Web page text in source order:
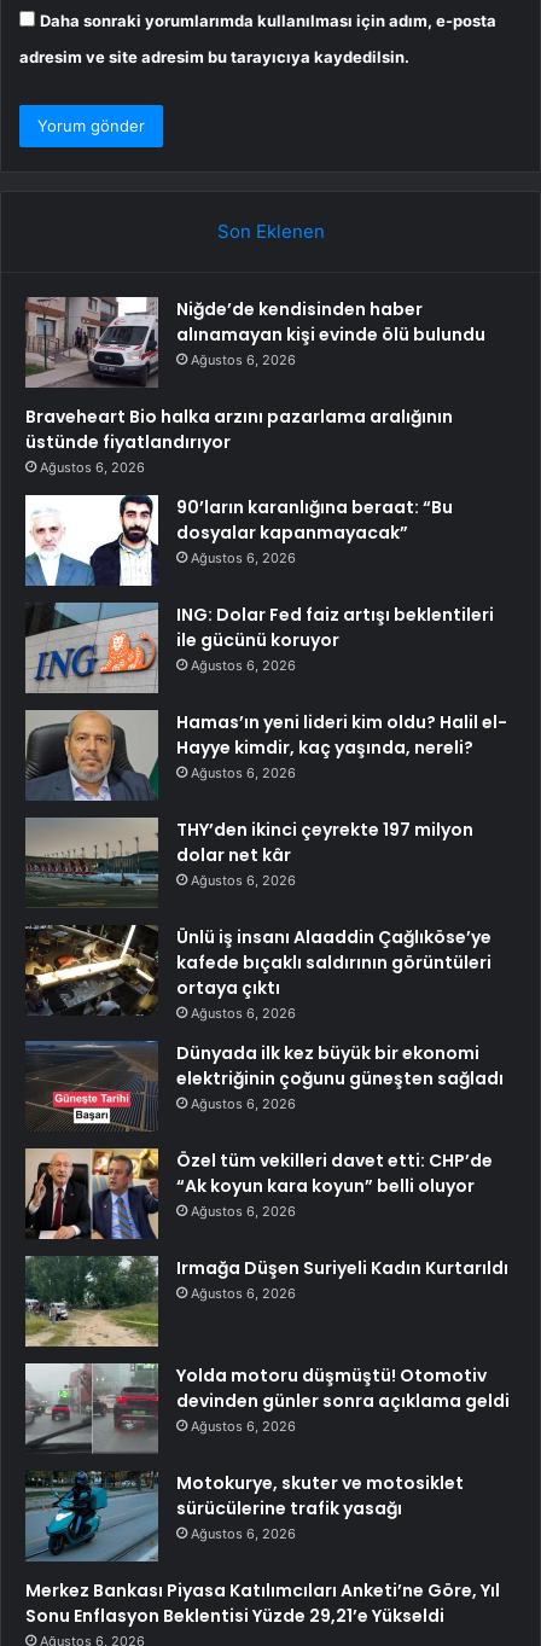
Daha sonraki yorumlarımda kullanılması için adım, e-posta
adresim ve site adresim bu tarayıcıya kaydedilsin.
Son Eklenen
Niğde’de kendisinden haber
alınamayan kişi evinde ölü bulundu
Ağustos 6, 2026
Braveheart Bio halka arzını pazarlama aralığının
üstünde fiyatlandırıyor
Ağustos 6, 2026
90’ların karanlığına beraat: “Bu
dosyalar kapanmayacak”
Ağustos 6, 2026
ING: Dolar Fed faiz artışı beklentileri
ile gücünü koruyor
Ağustos 6, 2026
Hamas’ın yeni lideri kim oldu? Halil el-
Hayye kimdir, kaç yaşında, nereli?
Ağustos 6, 2026
THY’den ikinci çeyrekte 197 milyon
dolar net kâr
Ağustos 6, 2026
Ünlü iş insanı Alaaddin Çağlıköse’ye
kafede bıçaklı saldırının görüntüleri
ortaya çıktı
Ağustos 6, 2026
Dünyada ilk kez büyük bir ekonomi
elektriğinin çoğunu güneşten sağladı
Ağustos 6, 2026
Özel tüm vekilleri davet etti: CHP’de
“Ak koyun kara koyun” belli oluyor
Ağustos 6, 2026
Irmağa Düşen Suriyeli Kadın Kurtarıldı
Ağustos 6, 2026
Yolda motoru düşmüştü! Otomotiv
devinden günler sonra açıklama geldi
Ağustos 6, 2026
Motokurye, skuter ve motosiklet
sürücülerine trafik yasağı
Ağustos 6, 2026
Merkez Bankası Piyasa Katılımcıları Anketi’ne Göre, Yıl
Sonu Enflasyon Beklentisi Yüzde 29,21’e Yükseldi
Ağustos 6, 2026